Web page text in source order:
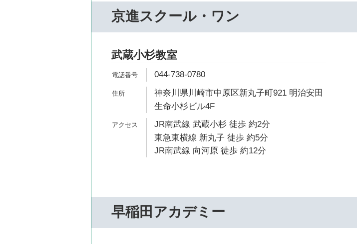
京進スクール・ワン
武蔵小杉教室
044-738-0780
神奈川県川崎市中原区新丸子町921 明治安田
生命小杉ビル4F
JR南武線 武蔵小杉 徒歩 約2分
東急東横線 新丸子 徒歩 約5分
JR南武線 向河原 徒歩 約12分
早稲田アカデミー